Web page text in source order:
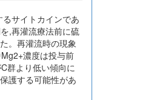
サイトカインであ
,再灌流療法前に硫
。再灌流時の現象
濃度は投与前
群より低い傾向に
護する可能性があ